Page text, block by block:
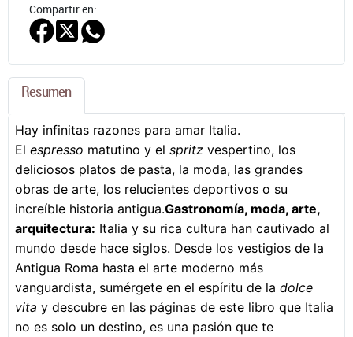
Compartir en:
Resumen
Hay infinitas razones para amar Italia.
El espresso matutino y el spritz vespertino, los
deliciosos platos de pasta, la moda, las grandes
obras de arte, los relucientes deportivos o su
increíble historia antigua.Gastronomía, moda, arte,
arquitectura: Italia y su rica cultura han cautivado al
mundo desde hace siglos. Desde los vestigios de la
Antigua Roma hasta el arte moderno más
vanguardista, sumérgete en el espíritu de la dolce
vita y descubre en las páginas de este libro que Italia
no es solo un destino, es una pasión que te